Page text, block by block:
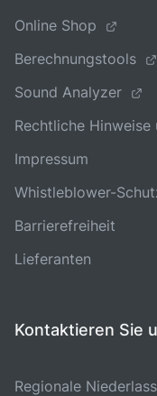
Online Shop
Berechnungstools
Sound Analyzer
Rechtliche
Impressum
Whistleblower-
Barrierefreiheit
Lieferanten
Kontaktieren Sie
Regionale